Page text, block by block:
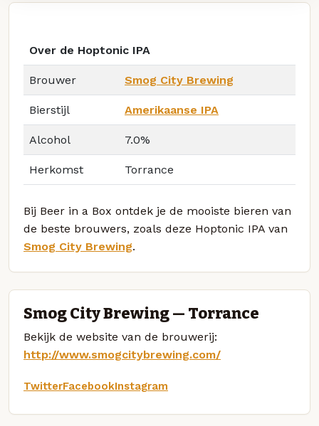
Over de Hoptonic IPA
Brouwer Smog City Brewing
Bierstijl Amerikaanse IPA
Alcohol 7.0%
Herkomst Torrance
Bij Beer in a Box ontdek je de mooiste bieren van
de beste brouwers, zoals deze Hoptonic IPA van
Smog City Brewing.
Smog City Brewing — Torrance
Bekijk de website van de brouwerij:
http://www.smogcitybrewing.com/
TwitterFacebookInstagram